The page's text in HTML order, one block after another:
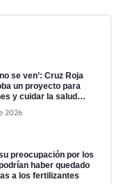
se ven’: Cruz Roja
un proyecto para
y cuidar la salud
2026
preocupación por los
haber quedado
a los fertilizantes